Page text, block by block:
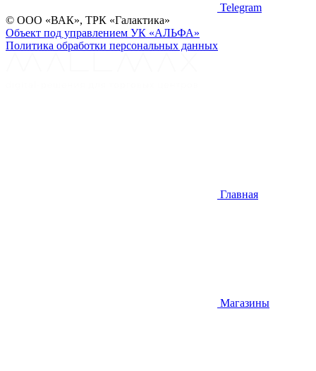
Telegram
© ООО «ВАК», ТРК «Галактика»
Объект под управлением УК «АЛЬФА»
Политика обработки персональных данных
Главная
Магазины